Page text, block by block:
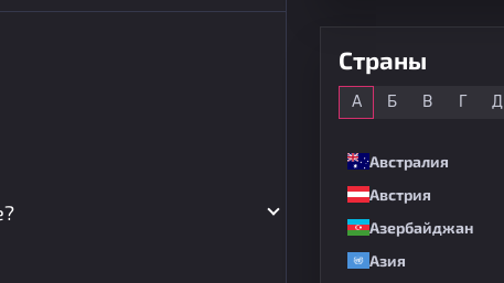
Страны
А Б В Г Д
Австралия
Австрия
Азербайджан
Азия